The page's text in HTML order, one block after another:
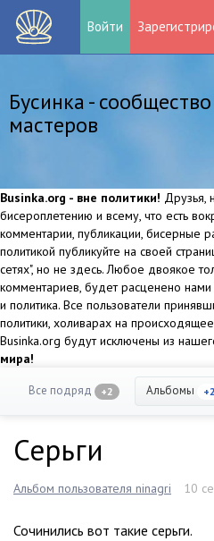
Войти
Бусинка -
мастеров
Businka.org - вне политики! Друзья,
бисероплетению и всему, что есть
комментарии, публикации, бисерные
политикой публикуйте на своей
сетях", но не здесь. Любое двоякое
комментариев, будет расценено
и политика. Все пользователи
политики, холиварах на
Businka.org будут исключены из
мира!
Все подряд +2 Альбомы +2
Серьги
Альбом пользователя ninagri 10
Сочинились вот такие серьги.